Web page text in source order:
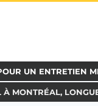
UN ENTRETIEN
À MONTRÉAL,